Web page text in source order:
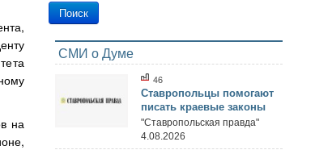
на
СМИ о Думе
46
Ставропольцы помогают
писать краевые законы
"Ставропольская правда"
4.08.2026